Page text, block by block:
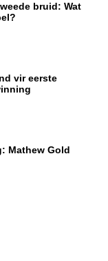
bruid: Wat
vir eerste
Mathew Gold